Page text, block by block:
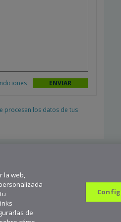
procesan los datos de tus
la web,
de